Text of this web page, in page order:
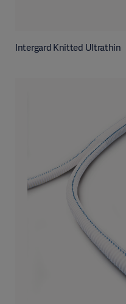
Intergard Knitted Ultrathin